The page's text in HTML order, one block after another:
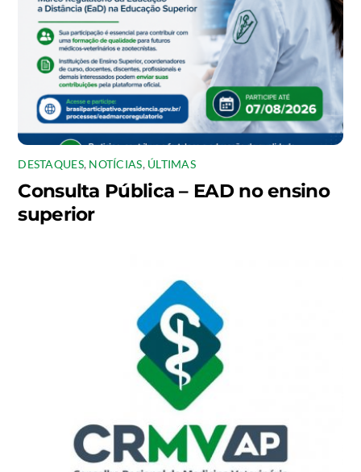
DESTAQUES, NOTÍCIAS, ÚLTIMAS
Consulta Pública – EAD no ensino
superior